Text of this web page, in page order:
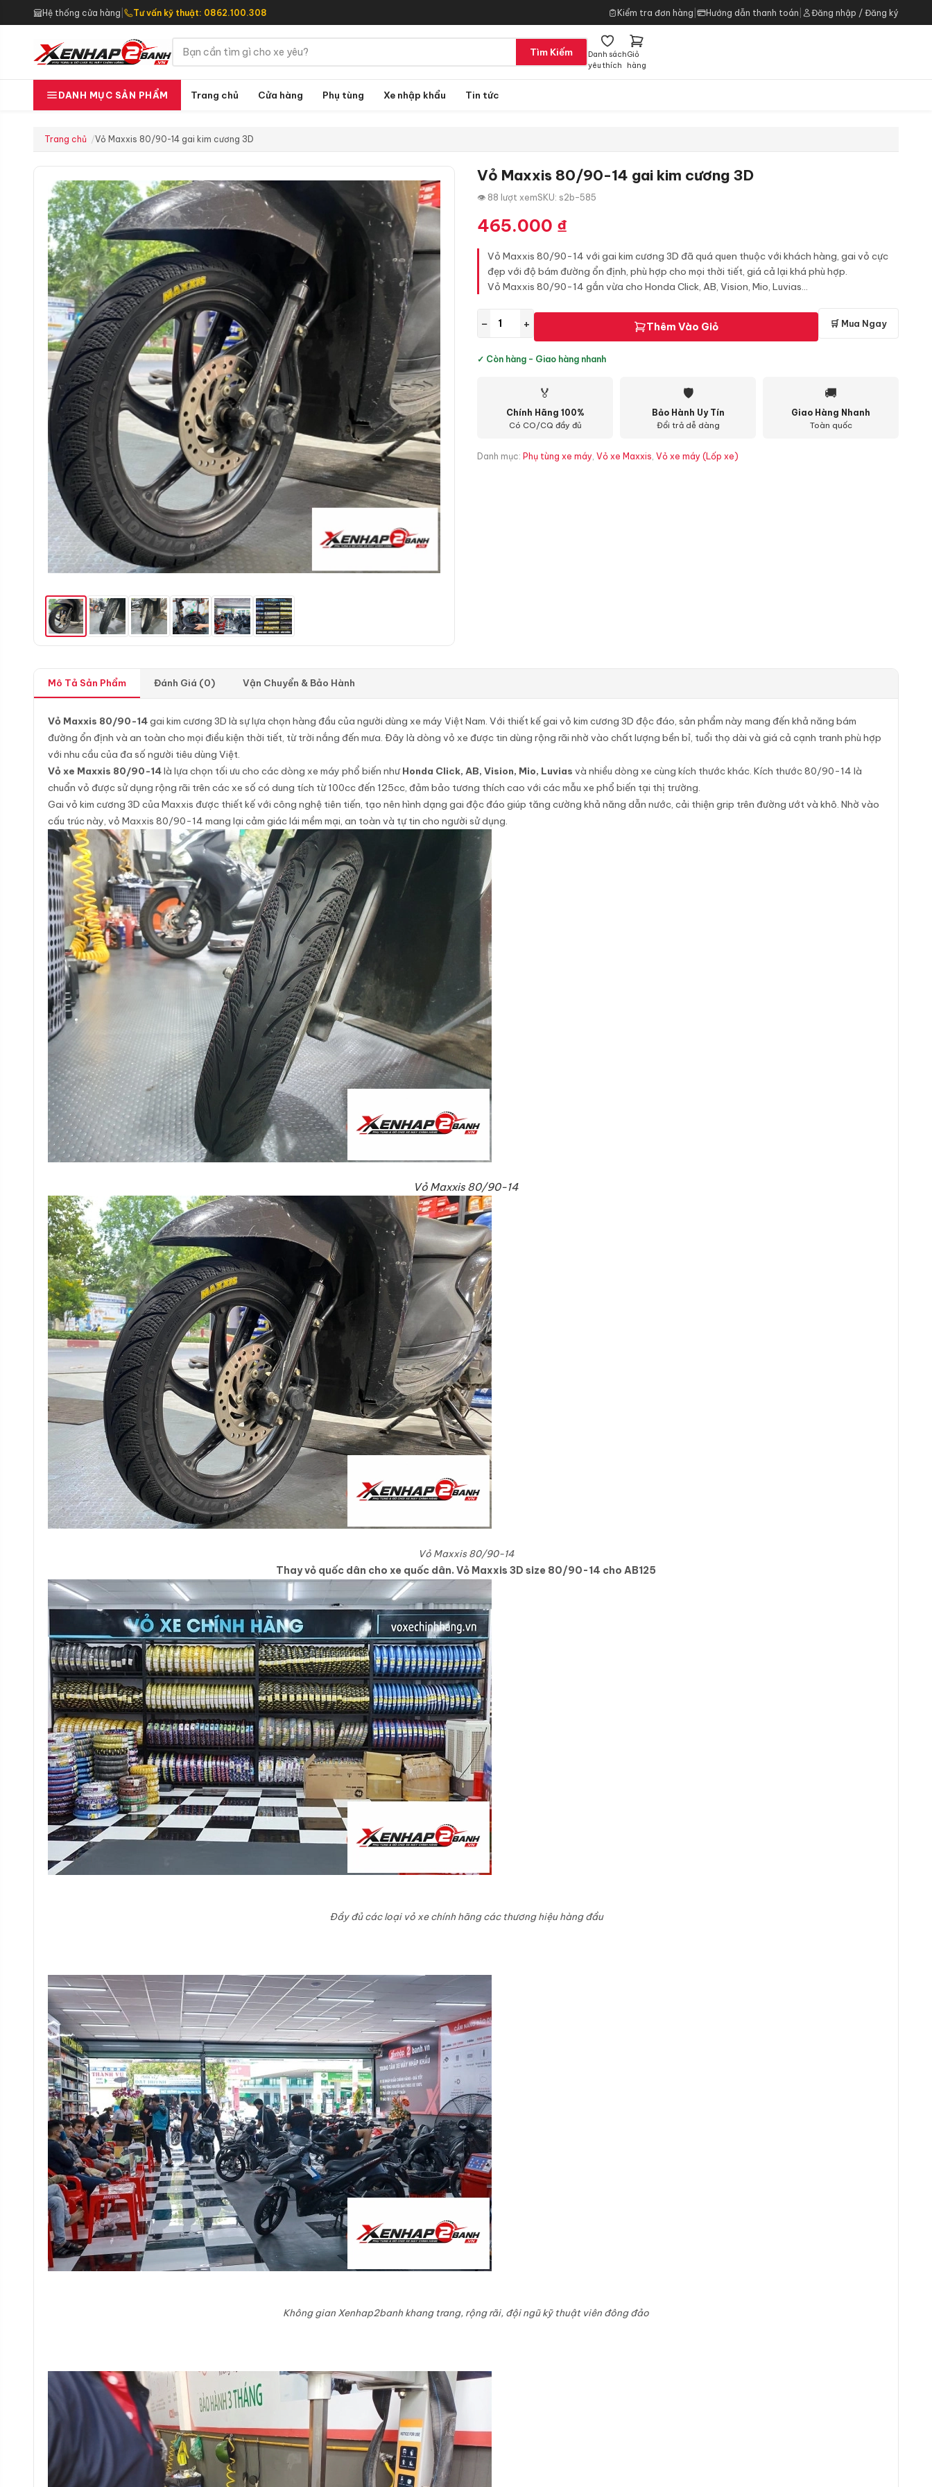
Hệ thống cửa hàng Tư vấn kỹ thuật: 0862.100.308 Kiểm tra đơn hàng Hướng dẫn thanh toán Đăng nhập / Đăng ký
Tìm Kiếm
Danh sách
yêu thích
Giỏ
hàng
DANH MỤC SẢN PHẨM Trang chủ Cửa hàng Phụ tùng Xe nhập khẩu Tin tức
Trang chủ Vỏ Maxxis 80/90-14 gai kim cương 3D
Vỏ Maxxis 80/90-14 gai kim cương 3D
👁 88 lượt xemSKU: s2b-585
465.000 ₫
Vỏ Maxxis 80/90-14 với gai kim cương 3D đã quá quen thuộc với khách hàng, gai vỏ cực
đẹp với độ bám đường ổn định, phù hợp cho mọi thời tiết, giá cả lại khá phù hợp.
Vỏ Maxxis 80/90-14 gắn vừa cho Honda Click, AB, Vision, Mio, Luvias...
− + Thêm Vào Giỏ 🛒 Mua Ngay
✓ Còn hàng - Giao hàng nhanh
🏅
Chính Hãng 100%
Có CO/CQ đầy đủ
🛡
Bảo Hành Uy Tín
Đổi trả dễ dàng
🚚
Giao Hàng Nhanh
Toàn quốc
Danh mục: Phụ tùng xe máy, Vỏ xe Maxxis, Vỏ xe máy (Lốp xe)
Mô Tả Sản Phẩm Đánh Giá (0) Vận Chuyển & Bảo Hành
Vỏ Maxxis 80/90-14gai kim cương 3D là sự lựa chọn hàng đầu của người dùng xe máy Việt Nam. Với thiết kế gai vỏ kim cương 3D độc đáo, sản phẩm này mang đến khả năng bám
đường ổn định và an toàn cho mọi điều kiện thời tiết, từ trời nắng đến mưa. Đây là dòng vỏ xe được tin dùng rộng rãi nhờ vào chất lượng bền bỉ, tuổi thọ dài và giá cả cạnh tranh phù hợp
với nhu cầu của đa số người tiêu dùng Việt.
Vỏ xe Maxxis 80/90-14là lựa chọn tối ưu cho các dòng xe máy phổ biến như Honda Click, AB, Vision, Mio, Luvias và nhiều dòng xe cùng kích thước khác. Kích thước 80/90-14 là
chuẩn vỏ được sử dụng rộng rãi trên các xe số có dung tích từ 100cc đến 125cc, đảm bảo tương thích cao với các mẫu xe phổ biến tại thị trường.
Gai vỏ kim cương 3D của Maxxis được thiết kế với công nghệ tiên tiến, tạo nên hình dạng gai độc đáo giúp tăng cường khả năng dẫn nước, cải thiện grip trên đường ướt và khô. Nhờ vào
cấu trúc này, vỏ Maxxis 80/90-14 mang lại cảm giác lái mềm mại, an toàn và tự tin cho người sử dụng.
Vỏ Maxxis 80/90-14
Vỏ Maxxis 80/90-14
Thay vỏ quốc dân cho xe quốc dân. Vỏ Maxxis 3D size 80/90-14 cho AB125
Đầy đủ các loại vỏ xe chính hãng các thương hiệu hàng đầu
Không gian Xenhap2banh khang trang, rộng rãi, đội ngũ kỹ thuật viên đông đảo